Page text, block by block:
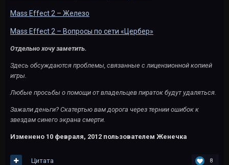
Mass Effect 2 – Железо
Mass Effect 2 – Вопросы по сети «Цербер»
Отдельно хочу заметить.
Здесь обсуждаются проблемы, связанные с лицензионной копией
игры.
Любые просьбы о помощи от владельцев пираток будут удаляться.
Зажали деньги? Скатертью вам дорога через тернии ошибок к
звездам синего экрана смерти.
Изменено 10 февраля, 2012 пользователем Женечка
8
Цитата